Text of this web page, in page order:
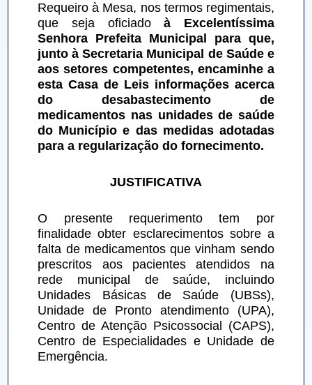
Requeiro à Mesa, nos termos regimentais,
que seja oficiado à Excelentíssima
Senhora Prefeita Municipal para que,
junto à Secretaria Municipal de Saúde e
aos setores competentes, encaminhe a
esta Casa de Leis informações acerca
do desabastecimento de
medicamentos nas unidades de saúde
do Município e das medidas adotadas
para a regularização do fornecimento.
JUSTIFICATIVA
O presente requerimento tem por
finalidade obter esclarecimentos sobre a
falta de medicamentos que vinham sendo
prescritos aos pacientes atendidos na
rede municipal de saúde, incluindo
Unidades Básicas de Saúde (UBSs),
Unidade de Pronto atendimento (UPA),
Centro de Atenção Psicossocial (CAPS),
Centro de Especialidades e Unidade de
Emergência.